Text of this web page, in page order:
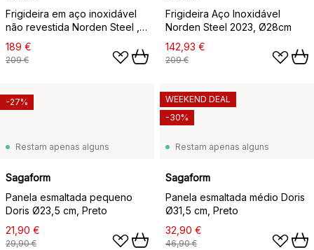
Frigideira em aço inoxidável
não revestida Norden Steel ,
Ø28cm
189 €
209 €
Frigideira Aço Inoxidável
Norden Steel 2023, Ø28cm
142,93 €
209 €
Restam apenas alguns
Sagaform
Panela esmaltada pequeno
Doris Ø23,5 cm, Preto
21,90 €
29,90 €
-27%
Restam apenas alguns
Sagaform
Panela esmaltada médio Doris
Ø31,5 cm, Preto
32,90 €
46,90 €
WEEKEND DEAL
-30%